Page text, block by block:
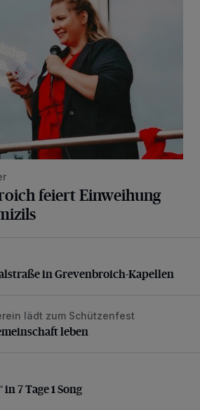
feiert Einweihung
in Grevenbroich-Kapellen
in Grevenbroich-Kapellen
leben
lädt zum Schützenfest
leben
7 Tage 1 Song
7 Tage 1 Song